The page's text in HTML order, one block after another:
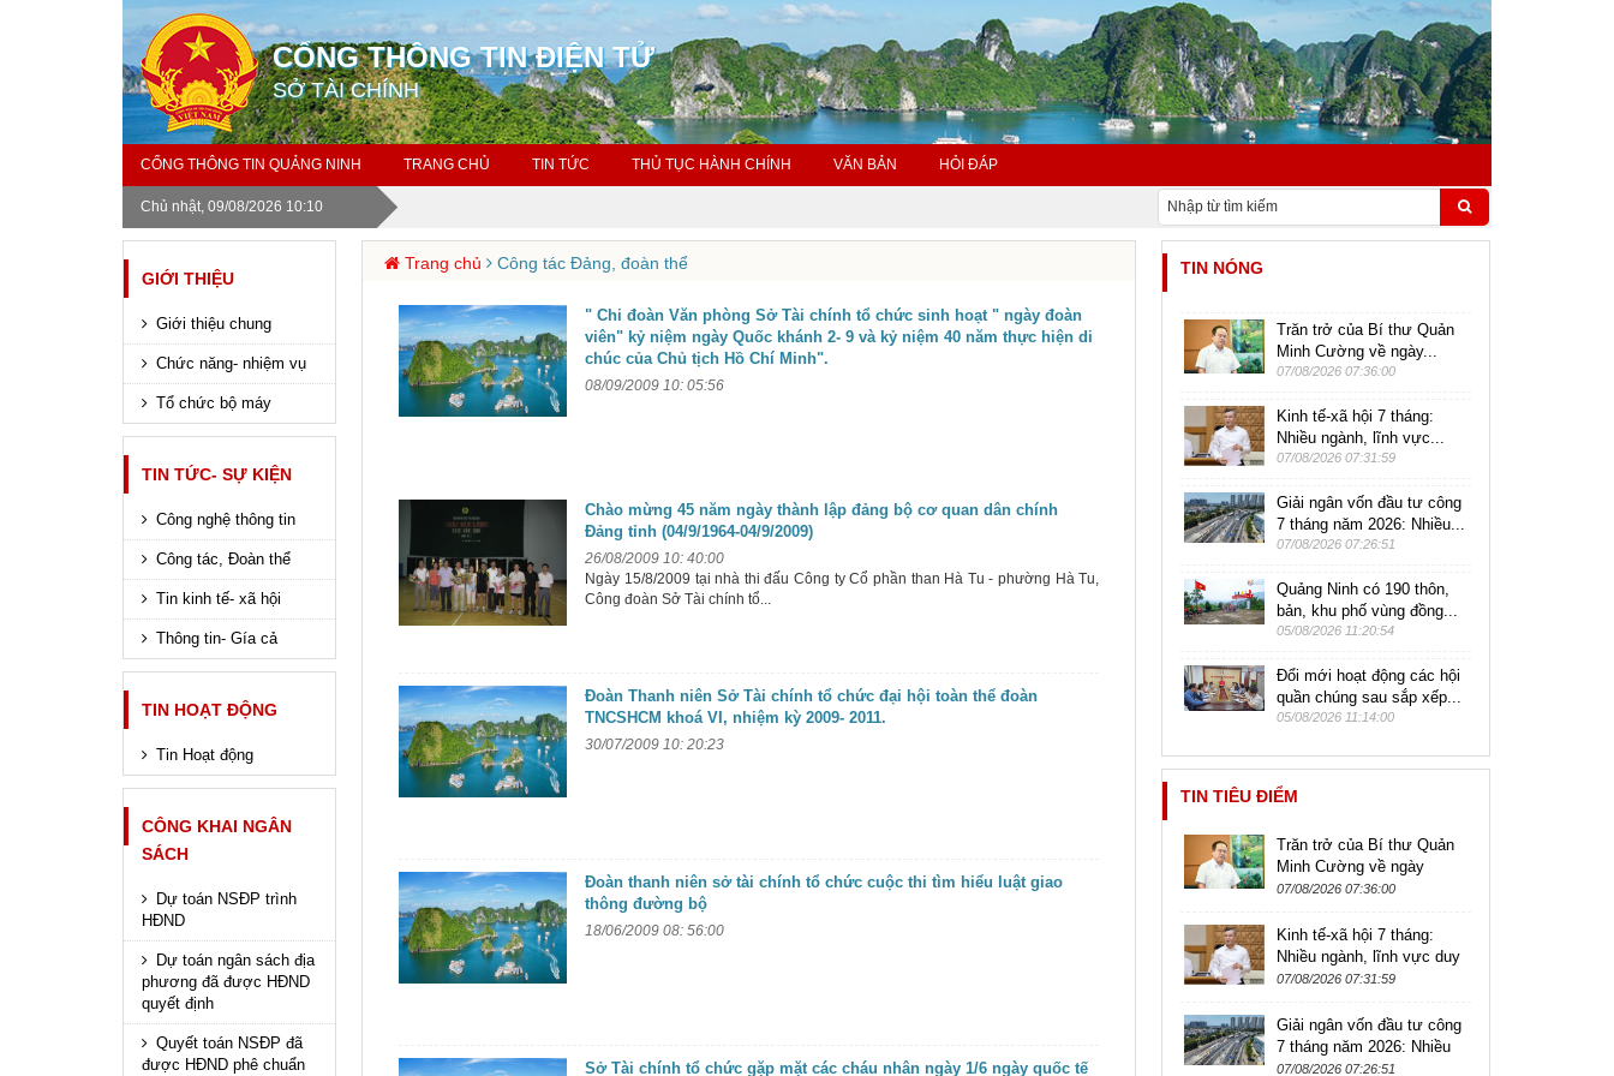
CỔNG THÔNG TIN ĐIỆN TỬ
SỞ TÀI CHÍNH
CỔNG THÔNG TIN QUẢNG NINH TRANG CHỦ TIN TỨC THỦ TỤC HÀNH CHÍNH VĂN BẢN HỎI ĐÁP
Chủ nhật, 09/08/2026 10:10
GIỚI THIỆU
Giới thiệu chung
Chức năng- nhiệm vụ
Tổ chức bộ máy
TIN TỨC- SỰ KIỆN
Công nghệ thông tin
Công tác, Đoàn thể
Tin kinh tế- xã hội
Thông tin- Gía cả
TIN HOẠT ĐỘNG
Tin Hoạt động
CÔNG KHAI NGÂN
SÁCH
Dự toán NSĐP trình
HĐND
Dự toán ngân sách địa
phương đã được HĐND
quyết định
Quyết toán NSĐP đã
được HĐND phê chuẩn
Trang chủ Công tác Đảng, đoàn thể
" Chi đoàn Văn phòng Sở Tài chính tổ chức sinh hoạt " ngày đoàn
viên" kỷ niệm ngày Quốc khánh 2- 9 và kỷ niệm 40 năm thực hiện di
chúc của Chủ tịch Hồ Chí Minh".
08/09/2009 10: 05:56
Chào mừng 45 năm ngày thành lập đảng bộ cơ quan dân chính
Đảng tỉnh (04/9/1964-04/9/2009)
26/08/2009 10: 40:00
Ngày 15/8/2009 tại nhà thi đấu Công ty Cổ phần than Hà Tu - phường Hà Tu,
Công đoàn Sở Tài chính tổ...
Đoàn Thanh niên Sở Tài chính tổ chức đại hội toàn thể đoàn
TNCSHCM khoá VI, nhiệm kỳ 2009- 2011.
30/07/2009 10: 20:23
Đoàn thanh niên sở tài chính tổ chức cuộc thi tìm hiểu luật giao
thông đường bộ
18/06/2009 08: 56:00
Sở Tài chính tổ chức gặp mặt các cháu nhân ngày 1/6 ngày quốc tế
TIN NÓNG
Trăn trở của Bí thư Quản
Minh Cường về ngày...
07/08/2026 07:36:00
Kinh tế-xã hội 7 tháng:
Nhiều ngành, lĩnh vực...
07/08/2026 07:31:59
Giải ngân vốn đầu tư công
7 tháng năm 2026: Nhiều...
07/08/2026 07:26:51
Quảng Ninh có 190 thôn,
bản, khu phố vùng đồng...
05/08/2026 11:20:54
Đổi mới hoạt động các hội
quần chúng sau sắp xếp...
05/08/2026 11:14:00
TIN TIÊU ĐIỂM
Trăn trở của Bí thư Quản
Minh Cường về ngày
Quảng Ninh lên thành phố
07/08/2026 07:36:00
Kinh tế-xã hội 7 tháng:
Nhiều ngành, lĩnh vực duy
trì xu hướng tích cực
07/08/2026 07:31:59
Giải ngân vốn đầu tư công
7 tháng năm 2026: Nhiều
bộ ngành, địa phương đạt
07/08/2026 07:26:51